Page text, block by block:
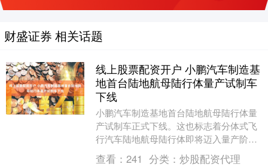
财盛证券 相关话题
线上股票配资开户 小鹏汽车制造基
地首台陆地航母陆行体量产试制车
下线
小鹏汽车制造基地首台陆地航母陆行体量
产试制车正式下线。这也标志着分体式飞
行汽车陆地航母陆行体即将迈入量产阶
段。（界面）....
查看： 241 分类： 炒股配资代理